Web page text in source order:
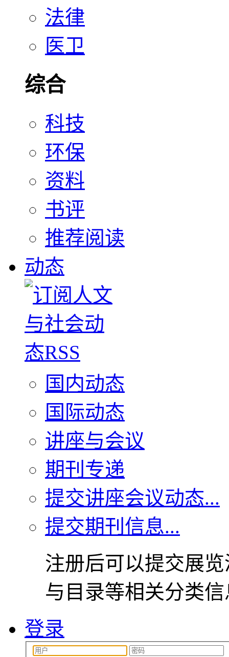
法律
医卫
综合
科技
环保
资料
书评
推荐阅读
动态
国内动态
国际动态
讲座与会议
期刊专递
提交讲座会议动态...
提交期刊信息...
注册后可以提交展
与目录等相关分类
登录